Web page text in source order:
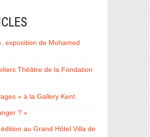
exposition de Mohamed
Théâtre de la Fondation
» à la Gallery Kent.
? »
au Grand Hôtel Villa de